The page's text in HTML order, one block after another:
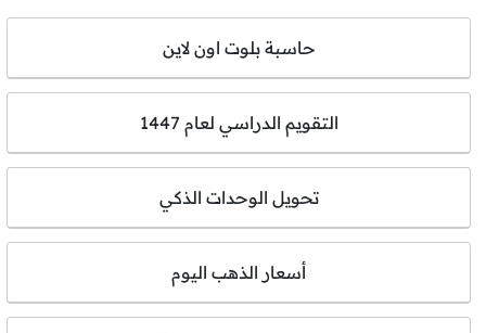
حاسبة بلوت اون لاين
التقويم الدراسي لعام 1447
تحويل الوحدات الذكي
أسعار الذهب اليوم